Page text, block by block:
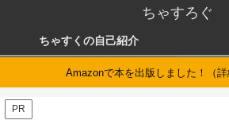
ちゃすろぐ
ちゃすくの自己紹介
Amazonで本を出版しました！（詳
PR